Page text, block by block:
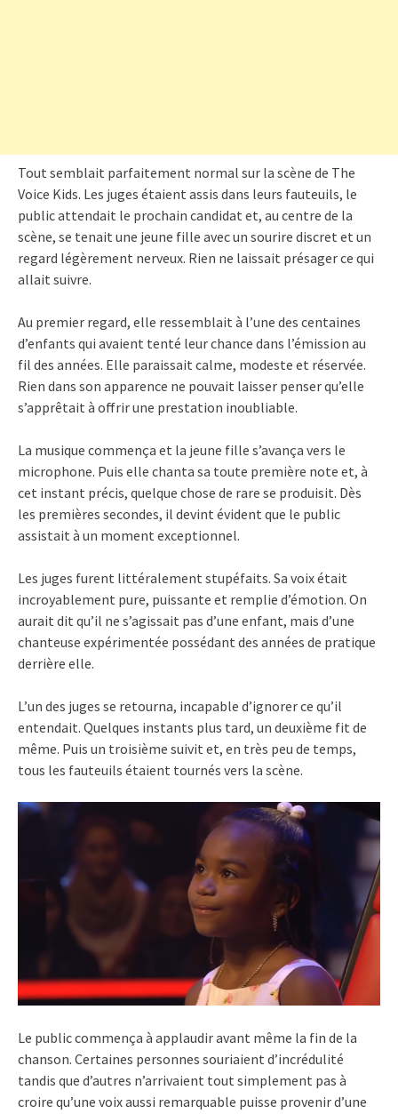
Tout semblait parfaitement normal sur la scène de The
Voice Kids. Les juges étaient assis dans leurs fauteuils, le
public attendait le prochain candidat et, au centre de la
scène, se tenait une jeune fille avec un sourire discret et un
regard légèrement nerveux. Rien ne laissait présager ce qui
allait suivre.
Au premier regard, elle ressemblait à l’une des centaines
d’enfants qui avaient tenté leur chance dans l’émission au
fil des années. Elle paraissait calme, modeste et réservée.
Rien dans son apparence ne pouvait laisser penser qu’elle
s’apprêtait à offrir une prestation inoubliable.
La musique commença et la jeune fille s’avança vers le
microphone. Puis elle chanta sa toute première note et, à
cet instant précis, quelque chose de rare se produisit. Dès
les premières secondes, il devint évident que le public
assistait à un moment exceptionnel.
Les juges furent littéralement stupéfaits. Sa voix était
incroyablement pure, puissante et remplie d’émotion. On
aurait dit qu’il ne s’agissait pas d’une enfant, mais d’une
chanteuse expérimentée possédant des années de pratique
derrière elle.
L’un des juges se retourna, incapable d’ignorer ce qu’il
entendait. Quelques instants plus tard, un deuxième fit de
même. Puis un troisième suivit et, en très peu de temps,
tous les fauteuils étaient tournés vers la scène.
Le public commença à applaudir avant même la fin de la
chanson. Certaines personnes souriaient d’incrédulité
tandis que d’autres n’arrivaient tout simplement pas à
croire qu’une voix aussi remarquable puisse provenir d’une